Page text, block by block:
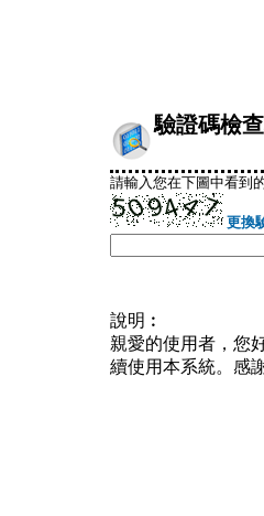
驗證碼檢
請輸入您在下圖中看到
更換
說明︰
親愛的使用者，您
續使用本系統。感